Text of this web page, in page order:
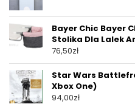
Bayer Chic Bayer
Stolika Dla Lalek
76,50zł
Star Wars
Xbox One)
94,00zł